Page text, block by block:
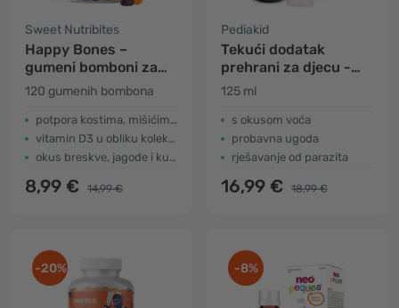
Sweet Nutribites
Happy Bones –
gumeni bomboni za
djecu s vitaminom D3
120 gumenih bombona
potpora kostima, mišićima i zubima
vitamin D3 u obliku kolekalciferola
okus breskve, jagode i kupine
8,99 € 14,99 €
Pediakid
Tekući dodatak
prehrani za djecu -
probavni trakt
125 ml
s okusom voća
probavna ugoda
rješavanje od parazita
16,99 € 18,99 €
-20% -8%